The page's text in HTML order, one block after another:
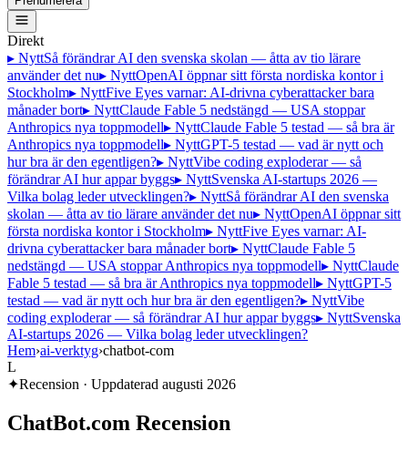
Direkt
▸ NyttSå förändrar AI den svenska skolan — åtta av tio lärare
använder det nu▸ NyttOpenAI öppnar sitt första nordiska kontor i
Stockholm▸ NyttFive Eyes varnar: AI-drivna cyberattacker bara
månader bort▸ NyttClaude Fable 5 nedstängd — USA stoppar
Anthropics nya toppmodell▸ NyttClaude Fable 5 testad — så bra är
Anthropics nya toppmodell▸ NyttGPT-5 testad — vad är nytt och
hur bra är den egentligen?▸ NyttVibe coding exploderar — så
förändrar AI hur appar byggs▸ NyttSvenska AI-startups 2026 —
Vilka bolag leder utvecklingen?▸ NyttSå förändrar AI den svenska
skolan — åtta av tio lärare använder det nu▸ NyttOpenAI öppnar sitt
första nordiska kontor i Stockholm▸ NyttFive Eyes varnar: AI-
drivna cyberattacker bara månader bort▸ NyttClaude Fable 5
nedstängd — USA stoppar Anthropics nya toppmodell▸ NyttClaude
Fable 5 testad — så bra är Anthropics nya toppmodell▸ NyttGPT-5
testad — vad är nytt och hur bra är den egentligen?▸ NyttVibe
coding exploderar — så förändrar AI hur appar byggs▸ NyttSvenska
AI-startups 2026 — Vilka bolag leder utvecklingen?
Hem›ai-verktyg›chatbot-com
L
✦Recension · Uppdaterad augusti 2026
ChatBot.com Recension